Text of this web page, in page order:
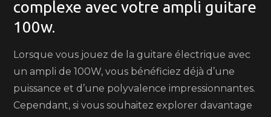
complexe avec votre ampli guitare
100w.
Lorsque vous jouez de la guitare électrique avec
un ampli de 100W, vous bénéficiez déjà d’une
puissance et d’une polyvalence impressionnantes.
Cependant, si vous souhaitez explorer davantage